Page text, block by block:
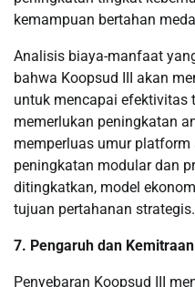
kemampuan bertahan
Analisis biaya-manfaat
bahwa Koopsud III akan
untuk mencapai efektivitas
memerlukan peningkatan
memperluas umur
peningkatan modular dan
ditingkatkan, model
tujuan pertahanan strategis.
7. Pengaruh dan
Penyebaran Koopsud III